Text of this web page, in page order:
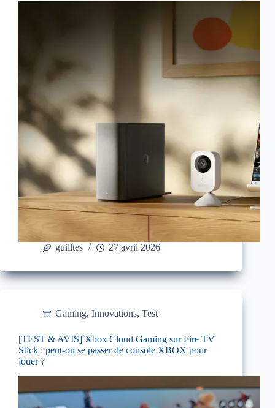
guilltes 27 avril 2026
Gaming, Innovations, Test
[TEST & AVIS] Xbox Cloud Gaming sur Fire TV
Stick : peut-on se passer de console XBOX pour
jouer ?